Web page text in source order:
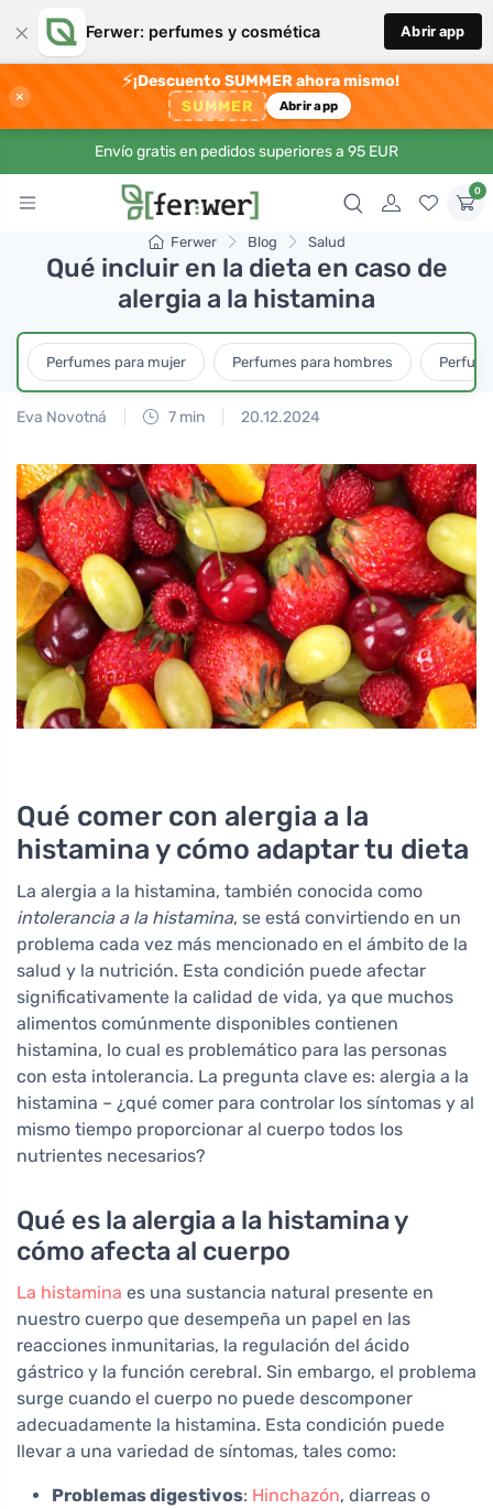
× Ferwer: perfumes y cosmética Abrir app
×
⚡¡Descuento SUMMER ahora mismo!
SUMMER Abrir app
Envío gratis en pedidos superiores a 95 EUR
0
Ferwer Blog Salud
Qué incluir en la dieta en caso de
alergia a la histamina
Perfumes para mujer Perfumes para hombres
Eva Novotná 7 min 20.12.2024
Qué comer con alergia a la
histamina y cómo adaptar tu dieta
La alergia a la histamina, también conocida como
intolerancia a la histamina, se está convirtiendo en un
problema cada vez más mencionado en el ámbito de la
salud y la nutrición. Esta condición puede afectar
significativamente la calidad de vida, ya que muchos
alimentos comúnmente disponibles contienen
histamina, lo cual es problemático para las personas
con esta intolerancia. La pregunta clave es: alergia a la
histamina – ¿qué comer para controlar los síntomas y al
mismo tiempo proporcionar al cuerpo todos los
nutrientes necesarios?
Qué es la alergia a la histamina y
cómo afecta al cuerpo
La histamina es una sustancia natural presente en
nuestro cuerpo que desempeña un papel en las
reacciones inmunitarias, la regulación del ácido
gástrico y la función cerebral. Sin embargo, el problema
surge cuando el cuerpo no puede descomponer
adecuadamente la histamina. Esta condición puede
llevar a una variedad de síntomas, tales como:
Problemas digestivos: Hinchazón, diarreas o